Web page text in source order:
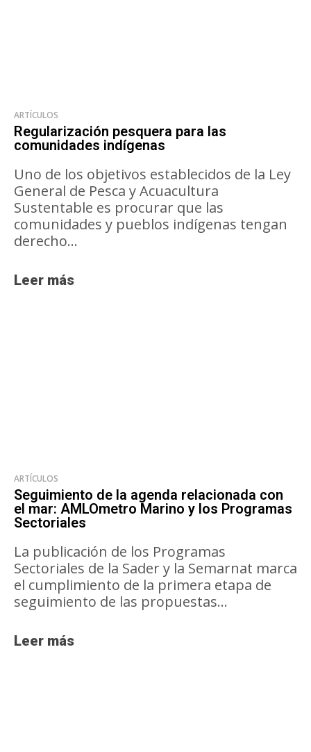
ARTÍCULOS
Regularización pesquera para las
comunidades indígenas
Uno de los objetivos establecidos de la Ley
General de Pesca y Acuacultura
Sustentable es procurar que las
comunidades y pueblos indígenas tengan
derecho...
Leer más
ARTÍCULOS
Seguimiento de la agenda relacionada con
el mar: AMLOmetro Marino y los Programas
Sectoriales
La publicación de los Programas
Sectoriales de la Sader y la Semarnat marca
el cumplimiento de la primera etapa de
seguimiento de las propuestas...
Leer más